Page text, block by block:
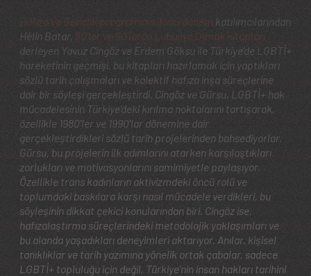
Hafıza ve Gençlik programının ikinci dönem katılımcılarından
Hêlîn Batar, 80'ler ve 90'larda Lubunya Olmak kitapları
derleyen Yavuz Cingöz ve Erdem Göksu ile Türkiye’de LGBTİ+
hareketinin geçmişi, bu kitapları hazırlamak için yaptıkları
sözlü tarih çalışmaları ve kolektif hafıza inşa süreçlerine
dair bir söyleşi gerçekleştirdi. Cingöz ve Gürsu, LGBTİ+ hak
mücadelesinin Türkiye’deki kırılma noktalarını tartışarak,
özellikle 1980'ler ve 1990'lar dönemine dair
gerçekleştirdikleri sözlü tarih projelerinden bahsediyorlar.
Gürsu, bu projelerin ilk adımlarını atarken karşılaştıkları
zorlukları ve motivasyonlarını samimiyetle paylaşıyor.
Özellikle trans kadınların aktivizmdeki öncü rolü ve
toplumdaki baskılara karşı nasıl mücadele verdikleri, bu
söyleşinin dikkat çekici konularından biri. Cingöz ise,
hafızalaştırma süreçlerindeki metodolojik yaklaşımları ve
bu alanda yaşadıkları deneyimleri aktarıyor. Anılar, kişisel
tanıklıklar ve tarih yazımına yönelik ortak çabalar, sadece
LGBTİ+ topluluğu için değil, Türkiye'nin insan hakları tarihini